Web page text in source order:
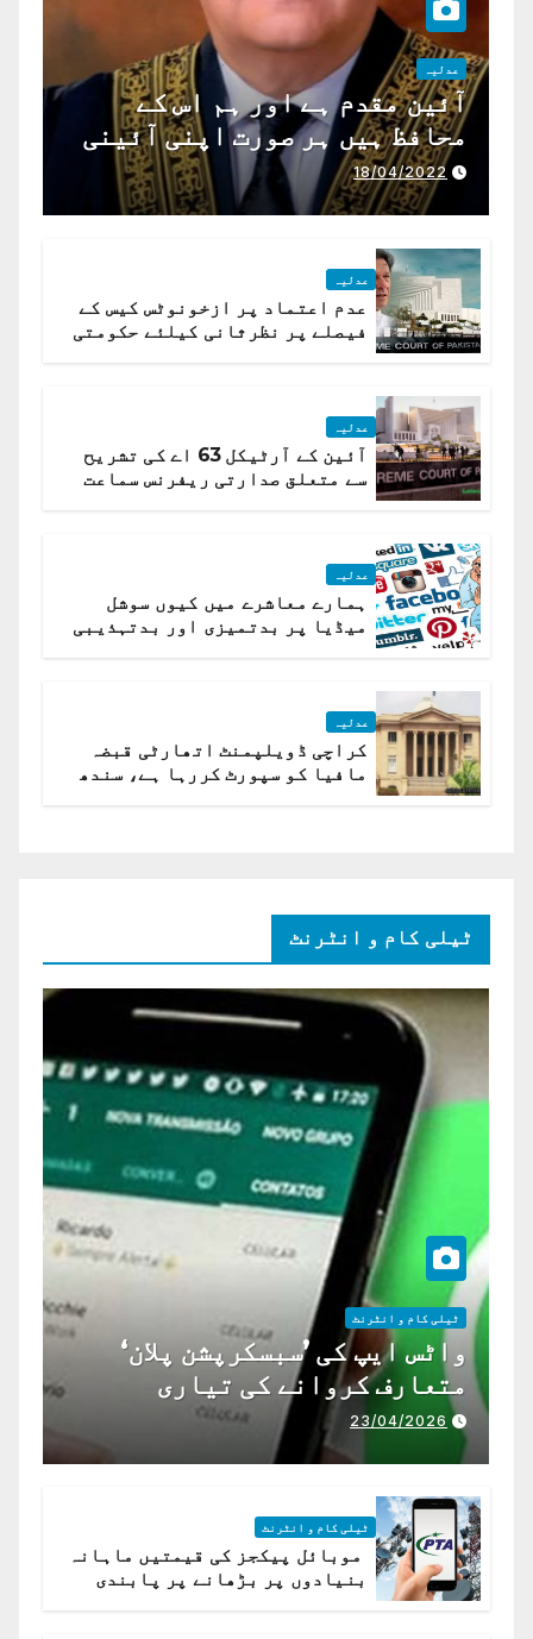
عدلیہ
آئین مقدم ہے اور ہم اس کے
محافظ ہیں ہر صورت اپنی آئینی
ذمہ داری ادا کرینگے ، چیف
جسٹس پاکستان
18/04/2022
عدلیہ
عدم اعتماد پر ازخونوٹس کیس کے
فیصلے پر نظرثانی کیلئے حکومتی
عدلیہ
آئین کے آرٹیکل 63 اے کی تشریح
سے متعلق صدارتی ریفرنس سماعت
عدلیہ
ہمارے معاشرے میں کیوں سوشل
میڈیا پر بدتمیزی اور بدتہذیبی
عدلیہ
کراچی ڈویلپمنٹ اتھارٹی قبضہ
مافیا کو سپورٹ کررہا ہے، سندھ
ٹیلی کام و انٹرنٹ
ٹیلی کام و انٹرنٹ
واٹس ایپ کی ’سبسکرپشن پلان‘
متعارف کروانے کی تیاری
23/04/2026
ٹیلی کام و انٹرنٹ
موبائل پیکجز کی قیمتیں ماہانہ
بنیادوں پر بڑھانے پر پابندی